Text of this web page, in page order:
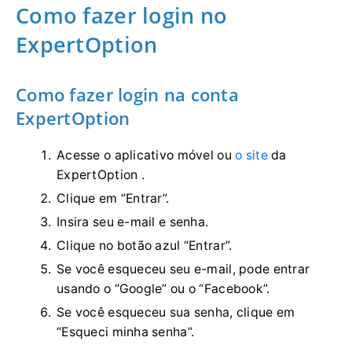
Como fazer login no
ExpertOption
Como fazer login na conta
ExpertOption
Acesse o aplicativo móvel ouo siteda
ExpertOption .
Clique em “Entrar”.
Insira seu e-mail e senha.
Clique no botão azul “Entrar”.
Se você esqueceu seu e-mail, pode entrar
usando o “Google” ou o “Facebook”.
Se você esqueceu sua senha, clique em
“Esqueci minha senha”.